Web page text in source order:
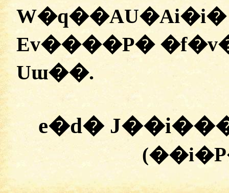
W�q��AU�Ai�i�
Ev����P��
Uɯ��.
e�d�
(�